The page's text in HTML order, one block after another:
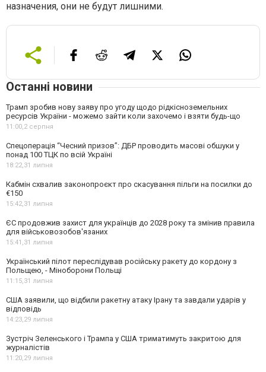
назначения, они не будут лишними.
Останні новини
Трамп зробив нову заяву про угоду щодо рідкісноземельних
ресурсів України - можемо зайти коли захочемо і взяти будь-що
11:00,2 серпня
Спецоперація “Чесний призов”: ДБР проводить масові обшуки у
понад 100 ТЦК по всій Україні
18:22,31 липня
Кабмін схвалив законопроєкт про скасування пільги на посилки до
€150
15:42,31 липня
ЄС продовжив захист для українців до 2028 року та змінив правила
для військовозобов'язаних
15:41,31 липня
Український пілот переслідував російську ракету до кордону з
Польщею, - Міноборони Польщі
11:15,31 липня
США заявили, що відбили ракетну атаку Ірану та завдали ударів у
відповідь
14:23,29 липня
Зустріч Зеленського і Трампа у США триматимуть закритою для
журналістів
11:20,29 липня